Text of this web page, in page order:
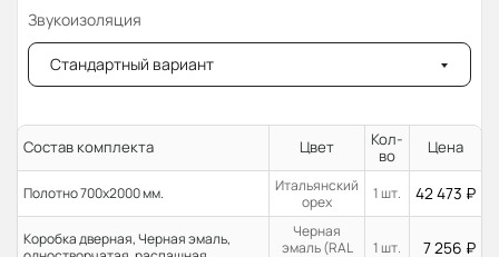
Звукоизоляция
Стандартный вариант
Состав комплекта Цвет
Кол-
во
Цена
Полотно 700x2000 мм.
Итальянский
орех
1 шт. 42 473 ₽
Коробка дверная, Черная эмаль,
Черная
эмаль (RAL
1 шт. 7 256 ₽